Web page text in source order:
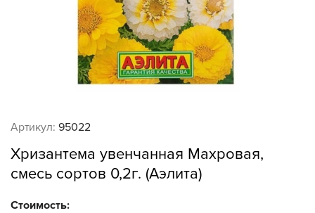
Артикул: 95022
Хризантема увенчанная Махровая,
смесь сортов 0,2г. (Аэлита)
Стоимость: